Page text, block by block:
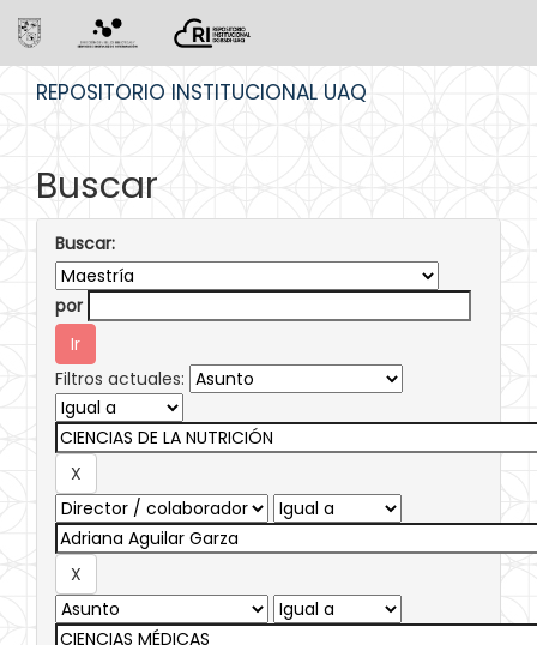
REPOSITORIO INSTITUCIONAL UAQ
Buscar
Buscar:
por
Filtros actuales: